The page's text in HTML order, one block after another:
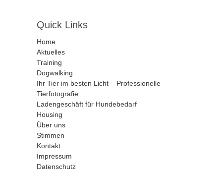
Quick Links
Home
Aktuelles
Training
Dogwalking
Ihr Tier im besten Licht – Professionelle
Tierfotografie
Ladengeschäft für Hundebedarf
Housing
Über uns
Stimmen
Kontakt
Impressum
Datenschutz